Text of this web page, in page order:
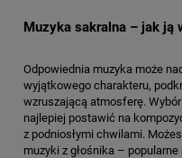
Muzyka sakralna – jak ją
Odpowiednia muzyka może
wyjątkowego charakteru,
wzruszającą atmosferę.
najlepiej postawić na
z podniosłymi chwilami.
muzyki z głośnika – popularne